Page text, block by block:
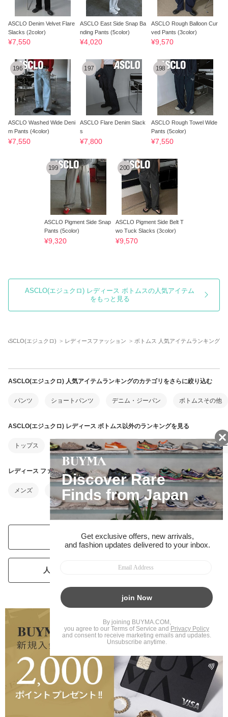
ASCLO Denim Velvet Flare
Slacks (2color)
¥7,550
ASCLO East Side Snap Ba
nding Pants (5color)
¥4,020
ASCLO Rough Balloon Cur
ved Pants (3color)
¥9,570
196
ASCLO Washed Wide Deni
m Pants (4color)
¥7,550
197
ASCLO Flare Denim Slack
s
¥7,800
198
ASCLO Rough Towel Wide
Pants (5color)
¥7,550
199
ASCLO Pigment Side Snap
Pants (5color)
¥9,320
200
ASCLO Pigment Side Belt T
wo Tuck Slacks (3color)
¥9,570
ASCLO(エジュクロ) レディース ボトムスの人気アイテム
をもっと見る
ASCLO(エジュクロ) レディースファッション ボトムス 人気アイテムランキング
ASCLO(エジュクロ) 人気アイテムランキングのカテゴリをさらに絞り込む
パンツ ショートパンツ デニム・ジーパン ボトムスその他
ASCLO(エジュクロ) レディース ボトムス以外のランキングを見る
トップス ワンピース・オールインワン アウター 靴・シュ
レディース ファッション以外のランキングを見る
メンズ ベビー・キッズ
人気ブランドランキングを見る
人気パーソナルショッパーランキングを見る